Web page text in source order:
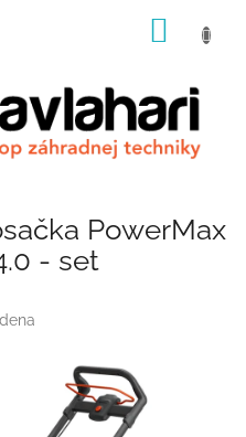
PowerMax
- set